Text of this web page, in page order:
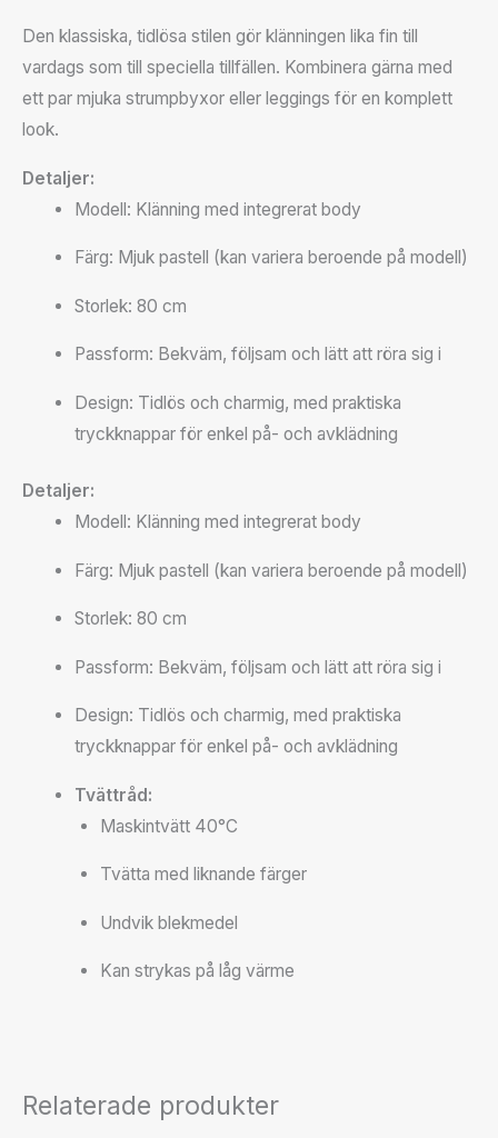
Den klassiska, tidlösa stilen gör klänningen lika fin till
vardags som till speciella tillfällen. Kombinera gärna med
ett par mjuka strumpbyxor eller leggings för en komplett
look.
Detaljer:
Modell: Klänning med integrerat body
Färg: Mjuk pastell (kan variera beroende på modell)
Storlek: 80 cm
Passform: Bekväm, följsam och lätt att röra sig i
Design: Tidlös och charmig, med praktiska
tryckknappar för enkel på- och avklädning
Detaljer:
Modell: Klänning med integrerat body
Färg: Mjuk pastell (kan variera beroende på modell)
Storlek: 80 cm
Passform: Bekväm, följsam och lätt att röra sig i
Design: Tidlös och charmig, med praktiska
tryckknappar för enkel på- och avklädning
Tvättråd:
Maskintvätt 40°C
Tvätta med liknande färger
Undvik blekmedel
Kan strykas på låg värme
Relaterade produkter